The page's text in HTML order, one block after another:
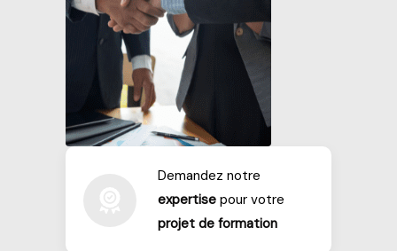
Demandez notre
expertise pour votre
projet de formation